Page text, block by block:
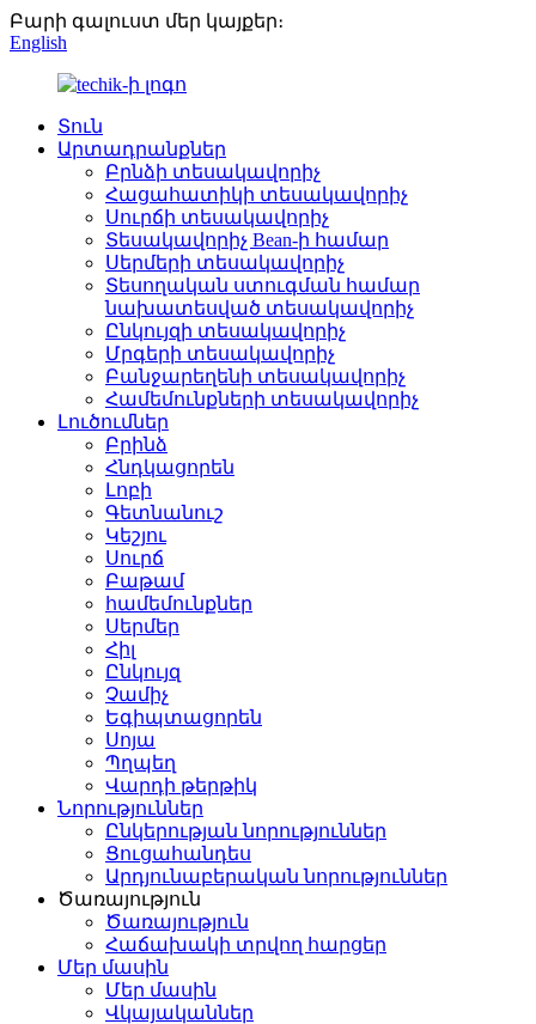
Բարի գալուստ մեր կայքեր։
English
Տուն
Արտադրանքներ
Բրնձի տեսակավորիչ
Հացահատիկի տեսակավորիչ
Սուրճի տեսակավորիչ
Տեսակավորիչ Bean-ի համար
Սերմերի տեսակավորիչ
Տեսողական ստուգման համար
նախատեսված տեսակավորիչ
Ընկույզի տեսակավորիչ
Մրգերի տեսակավորիչ
Բանջարեղենի տեսակավորիչ
Համեմունքների տեսակավորիչ
Լուծումներ
Բրինձ
Հնդկացորեն
Լոբի
Գետնանուշ
Կեշյու
Սուրճ
Բաթամ
համեմունքներ
Սերմեր
Հիլ
Ընկույզ
Չամիչ
Եգիպտացորեն
Սոյա
Պղպեղ
Վարդի թերթիկ
Նորություններ
Ընկերության նորություններ
Ցուցահանդես
Արդյունաբերական նորություններ
Ծառայություն
Ծառայություն
Հաճախակի տրվող հարցեր
Մեր մասին
Մեր մասին
Վկայականներ